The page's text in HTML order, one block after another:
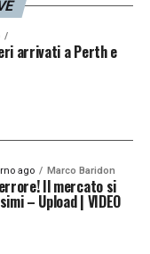
arrivati a Perth e
ago Marco Baridon
Il mercato si
– Upload | VIDEO